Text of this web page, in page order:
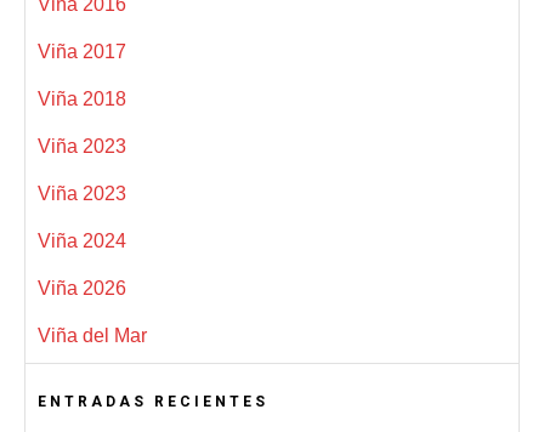
Viña 2016
Viña 2017
Viña 2018
Viña 2023
Viña 2023
Viña 2024
Viña 2026
Viña del Mar
ENTRADAS RECIENTES